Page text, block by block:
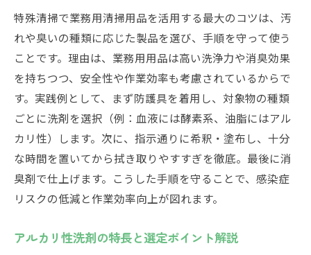
ホームセンターで購入できる死臭消臭剤の
実力
バクテリア洗剤の効果と特殊清掃での使い
方
アルカリ性洗剤と酵素系の機能比較を徹底
検証
安全性を重視した特殊清掃用洗剤の選定術
特殊清掃で安全性を確保する洗剤選びの原
則
法
特殊清掃で業務用清掃用品を活用する最大のコツは、汚
れや臭いの種類に応じた製品を選び、手順を守って使う
ことです。理由は、業務用用品は高い洗浄力や消臭効果
を持ちつつ、安全性や作業効率も考慮されているからで
す。実践例として、まず防護具を着用し、対象物の種類
ごとに洗剤を選択（例：血液には酵素系、油脂にはアル
カリ性）します。次に、指示通りに希釈・塗布し、十分
な時間を置いてから拭き取りやすすぎを徹底。最後に消
臭剤で仕上げます。こうした手順を守ることで、感染症
リスクの低減と作業効率向上が図れます。
アルカリ性洗剤の特長と選定ポイント解説